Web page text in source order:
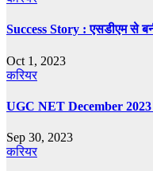
Success Story : एसडीएम से
Oct 1, 2023
करियर
UGC NET December 2023
Sep 30, 2023
करियर